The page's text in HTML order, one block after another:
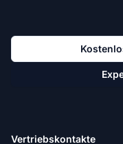
Vertriebskontakte